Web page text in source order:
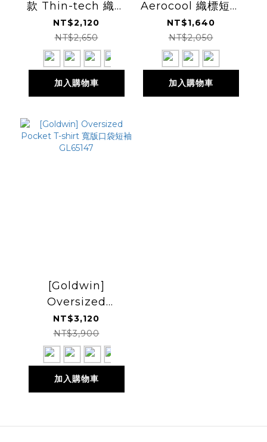
款 Thin-tech 織紋
短袖T恤
NT$2,120
NT$2,650
加入購物車
Aerocool 織標短袖
T恤
NT$1,640
NT$2,050
加入購物車
[Goldwin]
Oversized
Pocket T-shirt 寬
版口袋短袖
GL65147
NT$3,120
NT$3,900
加入購物車